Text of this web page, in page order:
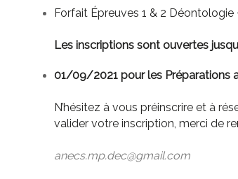
Forfait Épreuves 1 & 2 Déontologie
Les inscriptions sont ouvertes
01/09/2021 pour les Préparations
N’hésitez à vous préinscrire et à
valider votre inscription, merci de
anecs.mp.dec@gmail.com